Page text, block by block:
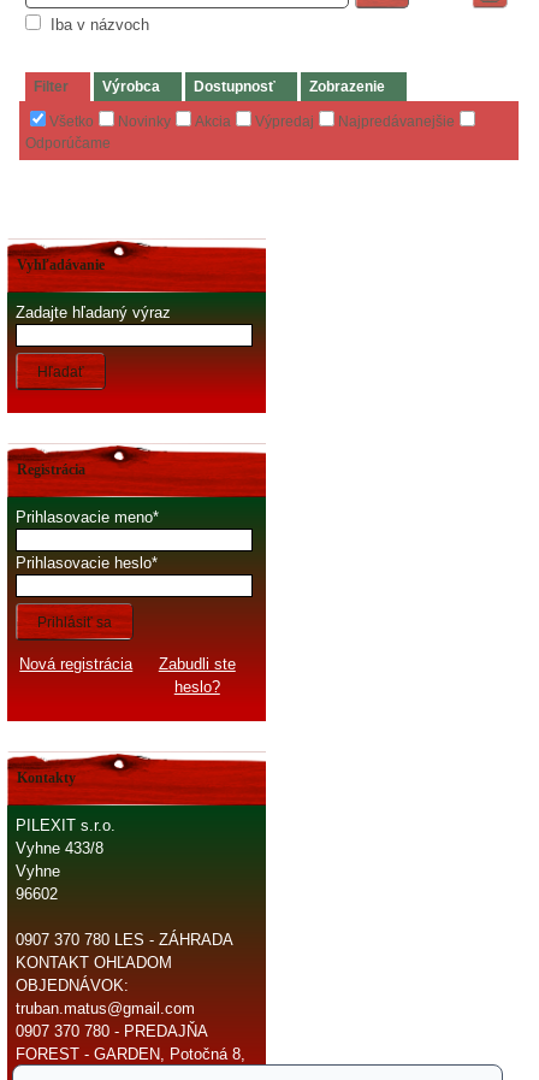
Iba v názvoch
Filter Výrobca Dostupnosť Zobrazenie
Všetko Novinky Akcia Výpredaj
Najpredávanejšie
Odporúčame
Vyhľadávanie
Zadajte hľadaný výraz
Hľadať
Registrácia
Prihlasovacie meno
Prihlasovacie heslo
Prihlásiť sa
Nová registrácia
Zabudli ste
heslo?
Kontakty
PILEXIT s.r.o.
Vyhne 433/8
Vyhne
96602
0907 370 780 LES - ZÁHRADA
KONTAKT OHĽADOM
OBJEDNÁVOK:
truban.matus@gmail.com
0907 370 780 - PREDAJŇA
FOREST - GARDEN, Potočná 8,